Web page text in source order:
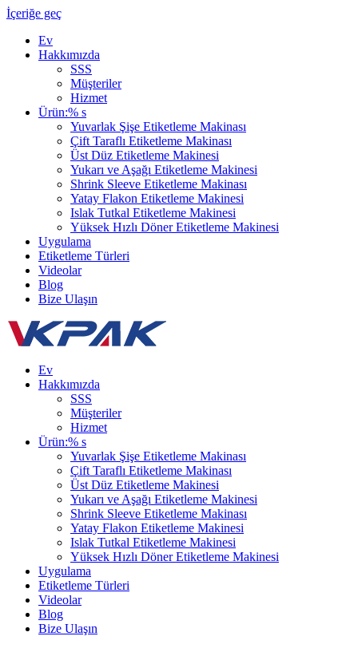
İçeriğe geç
Ev
Hakkımızda
SSS
Müşteriler
Hizmet
Ürün:% s
Yuvarlak Şişe Etiketleme Makinası
Çift Taraflı Etiketleme Makinası
Üst Düz Etiketleme Makinesi
Yukarı ve Aşağı Etiketleme Makinesi
Shrink Sleeve Etiketleme Makinası
Yatay Flakon Etiketleme Makinesi
Islak Tutkal Etiketleme Makinesi
Yüksek Hızlı Döner Etiketleme Makinesi
Uygulama
Etiketleme Türleri
Videolar
Blog
Bize Ulaşın
Ev
Hakkımızda
SSS
Müşteriler
Hizmet
Ürün:% s
Yuvarlak Şişe Etiketleme Makinası
Çift Taraflı Etiketleme Makinası
Üst Düz Etiketleme Makinesi
Yukarı ve Aşağı Etiketleme Makinesi
Shrink Sleeve Etiketleme Makinası
Yatay Flakon Etiketleme Makinesi
Islak Tutkal Etiketleme Makinesi
Yüksek Hızlı Döner Etiketleme Makinesi
Uygulama
Etiketleme Türleri
Videolar
Blog
Bize Ulaşın